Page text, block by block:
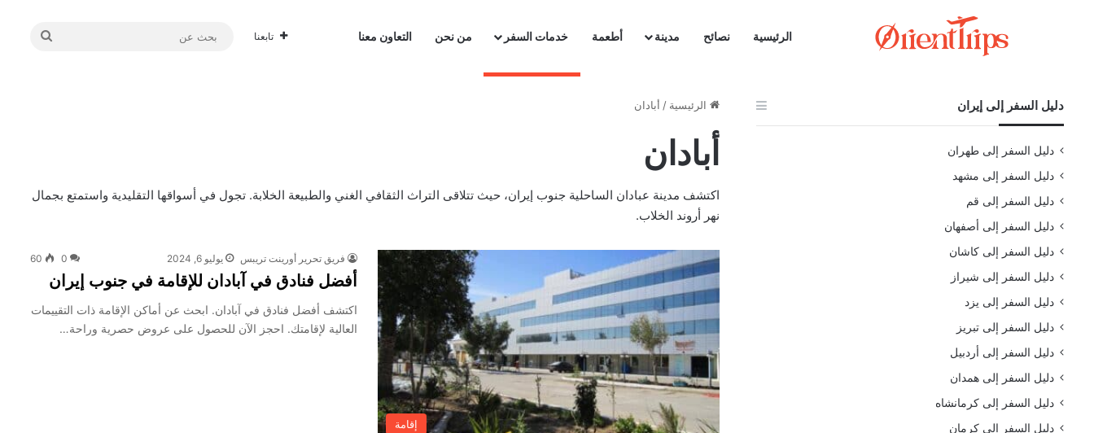
الرئيسية نصائح مدينة أطعمة خدمات السفر من نحن التعاون معنا تابعنا
بحث
الرئيسية / أبادان
أبادان
اكتشف مدينة عبادان الساحلية جنوب إيران، حيث تتلاقى التراث الثقافي الغني والطبيعة الخلابة. تجول في أسواقها التقليدية واستمتع بجمال
نهر أروند الخلاب.
إقامة
فريق تحرير أورينت تريبس يوليو 6, 2024 0
60
أفضل فنادق في آبادان للإقامة في جنوب إيران
اكتشف أفضل فنادق في آبادان. ابحث عن أماكن الإقامة ذات التقييمات
العالية لإقامتك. احجز الآن للحصول على عروض حصرية وراحة…
دليل السفر إلى إيران
دليل السفر إلى طهران
دليل السفر إلى مشهد
دليل السفر إلى قم
دليل السفر إلى أصفهان
دليل السفر إلى كاشان
دليل السفر إلى شيراز
دليل السفر إلى يزد
دليل السفر إلى تبريز
دليل السفر إلى أردبيل
دليل السفر إلى همدان
دليل السفر إلى كرمانشاه
دليل السفر إلى كرمان